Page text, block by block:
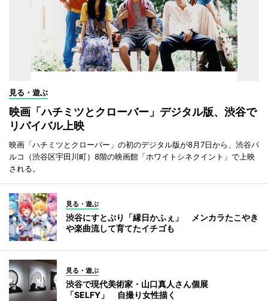
見る・遊ぶ
映画「ハチミツとクローバー」デジタル版、渋谷で
リバイバル上映
映画「ハチミツとクローバー」の初のデジタル版が8月7日から、渋谷パ
ルコ（渋谷区宇田川町）8階の映画館「ホワイトシネクイント」で上映
される。
見る・遊ぶ
渋谷にすとぷり「縁日かふぇ」 メンカラたこやき
や楽曲流して育てたイチゴも
見る・遊ぶ
渋谷で現代美術家・山口真人さん個展
「SELFY」 自撮り女性描く